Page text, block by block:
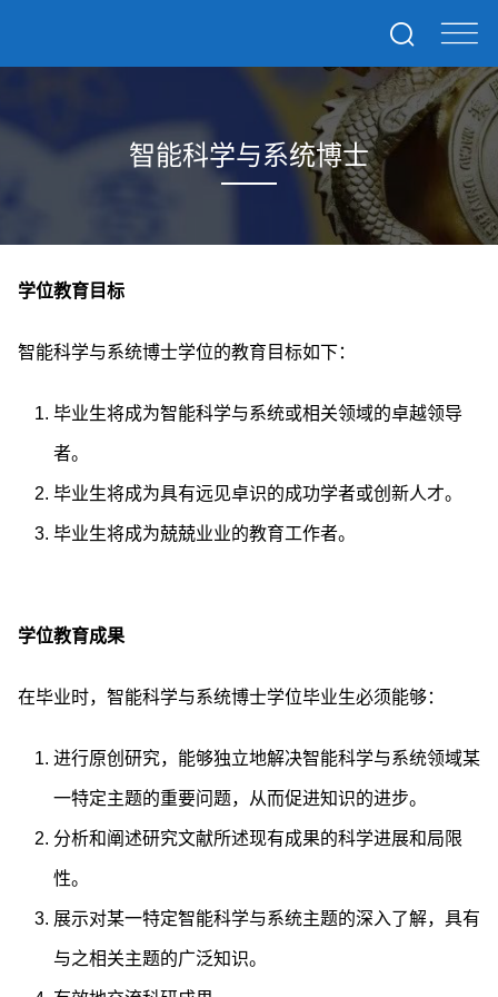
智能科学与系统博士
学位教育目标
智能科学与系统博士学位的教育目标如下：
毕业生将成为智能科学与系统或相关领域的卓越领导
者。
毕业生将成为具有远见卓识的成功学者或创新人才。
毕业生将成为兢兢业业的教育工作者。
学位教育成果
在毕业时，智能科学与系统博士学位毕业生必须能够：
进行原创研究，能够独立地解决智能科学与系统领域某
一特定主题的重要问题，从而促进知识的进步。
分析和阐述研究文献所述现有成果的科学进展和局限
性。
展示对某一特定智能科学与系统主题的深入了解，具有
与之相关主题的广泛知识。